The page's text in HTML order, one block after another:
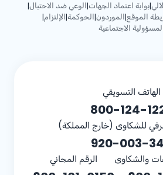
|بوابة اعتماد الجهات|الوعي ضد الاحتيال|
الموقع|الموردون|الحوكمة|الإلتزام|
الاجتماعية
الهاتف التسويقي
800-124-
للشكاوى (خارج المملكة)
920-003-
والشكاوى الرقم المجاني